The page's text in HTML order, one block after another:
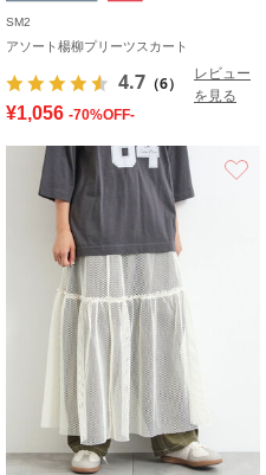
SM2
アソート楊柳プリーツスカート
4.7 （6）
レビュー
を見る
¥1,056 -70%OFF-